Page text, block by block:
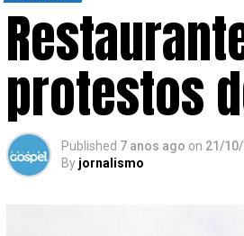
protestos
Published 7 anos ago on 21/
By jornalismo